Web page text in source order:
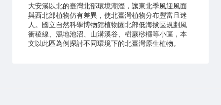
大安溪以北的臺灣北部環境潮溼，讓東北季風迎風面
與西北部植物仍有差異，使北臺灣植物分布豐富且迷
人。國立自然科學博物館植物園北部低海拔區規劃風
衝稜線、濕地池沼、山溝溪谷、樹蕨桫欏等小區，本
文以此區為例探討不同環境下的北臺灣原生植物。